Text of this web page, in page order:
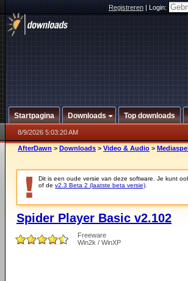
Registreren|Login:
Startpagina Downloads Top downloads
8/9/2026 5:03:20 AM
AfterDawn > Downloads > Video & Audio >
Dit is een oude versie van deze software. Je kunt
of de v2.3 Beta 2 (laatste beta versie)
Spider Player Basic v2.102
Freeware
Win2k / WinXP